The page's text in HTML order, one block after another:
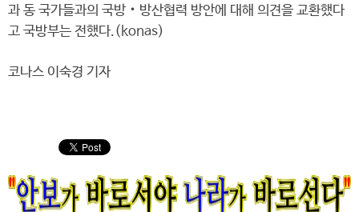
과 동 국가들과의 국방‧방산협력 방안에 대해 의견을 교환했다
고 국방부는 전했다.(konas)
코나스 이숙경 기자